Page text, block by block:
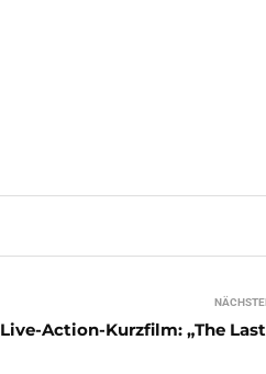
Live-Action-Kurzfilm: „The